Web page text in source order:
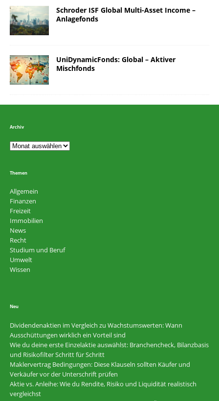
Schroder ISF Global Multi-Asset Income –
Anlagefonds
UniDynamicFonds: Global – Aktiver
Mischfonds
Archiv
Themen
Allgemein
Finanzen
Freizeit
Immobilien
News
Recht
Studium und Beruf
Umwelt
Wissen
Neu
Dividendenaktien im Vergleich zu Wachstumswerten: Wann
Ausschüttungen wirklich ein Vorteil sind
Wie du deine erste Einzelaktie auswählst: Branchencheck, Bilanzbasis
und Risikofilter Schritt für Schritt
Maklervertrag Bedingungen: Diese Klauseln sollten Käufer und
Verkäufer vor der Unterschrift prüfen
Aktie vs. Anleihe: Wie du Rendite, Risiko und Liquidität realistisch
vergleichst